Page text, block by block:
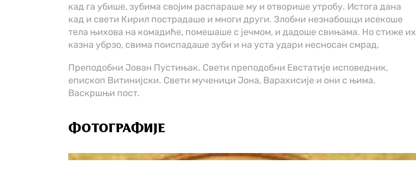
кад га убише, зубима својим распараше му и отворише утробу. Истога дана
кад и свети Кирил пострадаше и многи други. Злобни незнабошци исекоше
тела њихова на комадиће, помешаше с јечмом, и дадоше свињама. Но стиже их
казна убрзо, свима поиспадаше зуби и на уста удари несносан смрад.
Преподобни Јован Пустињак. Свети преподобни Евстатије исповедник,
епископ Витинијски. Свети мученици Јона, Варахисије и они с њима.
Васкршњи пост.
ФОТОГРАФИЈЕ